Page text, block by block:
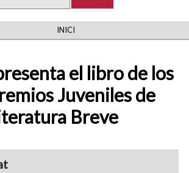
FIL
INICI
el libro de los
Juveniles de
Breve